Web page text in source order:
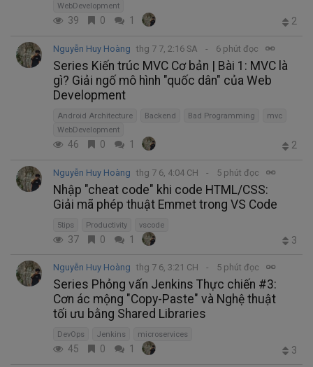
WebDevelopment
39 0 1 2
Nguyễn Huy Hoàng thg 7 7, 2:16 SA 6 phút đọc
Series Kiến trúc MVC Cơ bản | Bài 1: MVC là
gì? Giải ngố mô hình "quốc dân" của Web
Development
Android Architecture Backend Bad Programming
mvc
WebDevelopment
46 0 1 2
Nguyễn Huy Hoàng thg 7 6, 4:04 CH 5 phút đọc
Nhập "cheat code" khi code HTML/CSS:
Giải mã phép thuật Emmet trong VS Code
5tips Productivity vscode
37 0 1 3
Nguyễn Huy Hoàng thg 7 6, 3:21 CH 5 phút đọc
Series Phỏng vấn Jenkins Thực chiến #3:
Cơn ác mộng "Copy-Paste" và Nghệ thuật
tối ưu bằng Shared Libraries
DevOps Jenkins microservices
45 0 1 3